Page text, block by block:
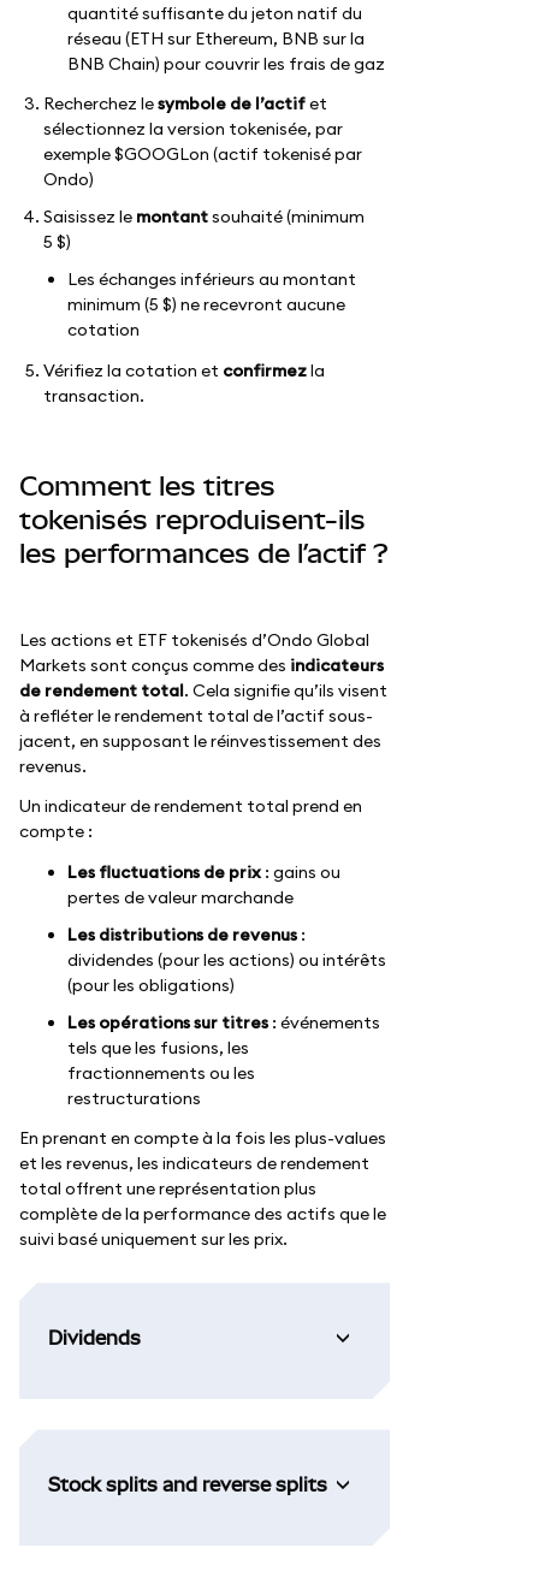
quantité suffisante du jeton natif du
réseau (ETH sur Ethereum, BNB sur la
BNB Chain) pour couvrir les frais de gaz
Recherchez lesymbole de l’actifet
sélectionnez la version tokenisée, par
exemple $GOOGLon (actif tokenisé par
Ondo)
Saisissez le montantsouhaité (minimum
5 $)
Les échanges inférieurs au montant
minimum (5 $) ne recevront aucune
cotation
Vérifiez la cotation et confirmezla
transaction.
Comment les titres
tokenisés reproduisent-ils
les performances de l’actif ?
Les actions et ETF tokenisés d’Ondo Global
Markets sont conçus comme des indicateurs
de rendement total. Cela signifie qu’ils visent
à refléter le rendement total de l’actif sous-
jacent, en supposant le réinvestissement des
revenus.
Un indicateur de rendement total prend en
compte :
Les fluctuations de prix: gains ou
pertes de valeur marchande
Les distributions de revenus :
dividendes (pour les actions) ou intérêts
(pour les obligations)
Les opérations sur titres : événements
tels que les fusions, les
fractionnements ou les
restructurations
En prenant en compte à la fois les plus-values
et les revenus, les indicateurs de rendement
total offrent une représentation plus
complète de la performance des actifs que le
suivi basé uniquement sur les prix.
Dividends
Stock splits and reverse splits